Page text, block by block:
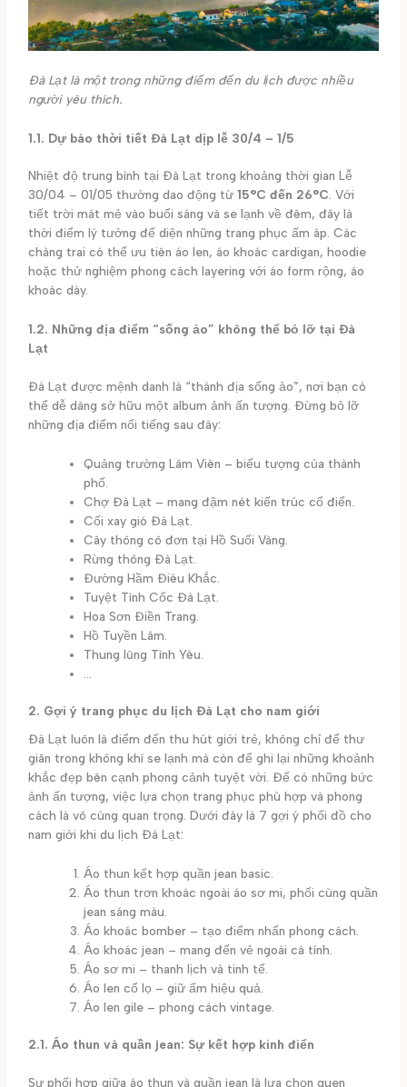
Đà Lạt là một trong những điểm đến du lịch được nhiều
người yêu thích.
1.1. Dự báo thời tiết Đà Lạt dịp lễ 30/4 – 1/5
Nhiệt độ trung bình tại Đà Lạt trong khoảng thời gian Lễ
30/04 – 01/05 thường dao động từ15°C đến 26°C. Với
tiết trời mát mẻ vào buổi sáng và se lạnh về đêm, đây là
thời điểm lý tưởng để diện những trang phục ấm áp. Các
chàng trai có thể ưu tiên áo len, áo khoác cardigan, hoodie
hoặc thử nghiệm phong cách layering với áo form rộng, áo
khoác dày.
1.2. Những địa điểm “sống ảo” không thể bỏ lỡ tại Đà
Lạt
Đà Lạt được mệnh danh là “thánh địa sống ảo”, nơi bạn có
thể dễ dàng sở hữu một album ảnh ấn tượng. Đừng bỏ lỡ
những địa điểm nổi tiếng sau đây:
Quảng trường Lâm Viên – biểu tượng của thành
phố.
Chợ Đà Lạt – mang đậm nét kiến trúc cổ điển.
Cối xay gió Đà Lạt.
Cây thông cô đơn tại Hồ Suối Vàng.
Rừng thông Đà Lạt.
Đường Hầm Điêu Khắc.
Tuyệt Tình Cốc Đà Lạt.
Hoa Sơn Điền Trang.
Hồ Tuyền Lâm.
Thung lũng Tình Yêu.
2. Gợi ý trang phục du lịch Đà Lạt cho nam giới
Đà Lạt luôn là điểm đến thu hút giới trẻ, không chỉ để thư
giãn trong không khí se lạnh mà còn để ghi lại những khoảnh
khắc đẹp bên cạnh phong cảnh tuyệt vời. Để có những bức
ảnh ấn tượng, việc lựa chọn trang phục phù hợp và phong
cách là vô cùng quan trọng. Dưới đây là 7 gợi ý phối đồ cho
nam giới khi du lịch Đà Lạt:
Áo thun kết hợp quần jean basic.
Áo thun trơn khoác ngoài áo sơ mi, phối cùng quần
jean sáng màu.
Áo khoác bomber – tạo điểm nhấn phong cách.
Áo khoác jean – mang đến vẻ ngoài cá tính.
Áo sơ mi – thanh lịch và tinh tế.
Áo len cổ lọ – giữ ấm hiệu quả.
Áo len gile – phong cách vintage.
2.1. Áo thun và quần jean: Sự kết hợp kinh điển
Sự phối hợp giữa áo thun và quần jean là lựa chọn quen